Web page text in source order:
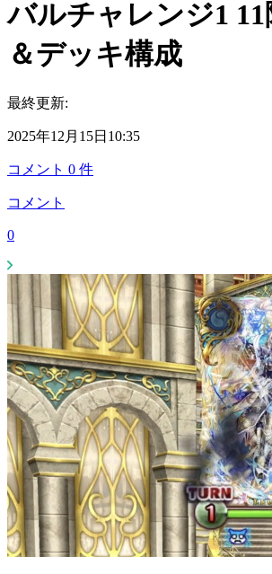
バルチャレンジ1
＆デッキ構成
最終更新:
2025年12月15日10:35
コメント 0 件
コメント
0